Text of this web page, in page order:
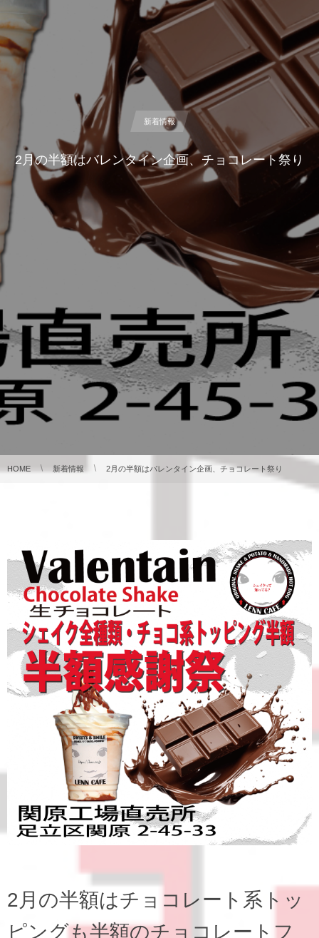
新着情報
2月の半額はバレンタイン企画、チョコレート祭り
HOME 新着情報 2月の半額はバレンタイン企画、チョコレート祭り
2月の半額はチョコレート系トッ
ピングも半額のチョコレートフ